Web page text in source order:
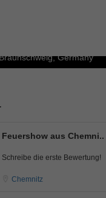
– Blumenversand für
Germany
Feuershow aus Chemni..
Schreibe die erste Bewertung!
Chemnitz